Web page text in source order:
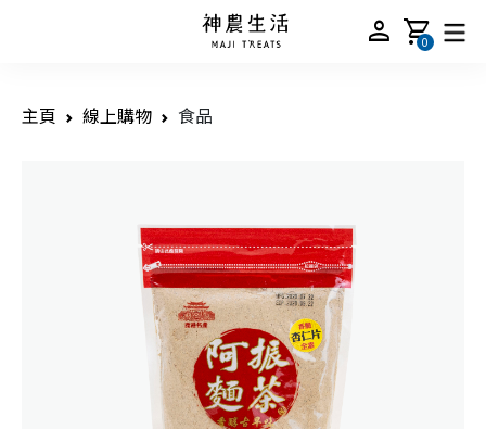
person shopping_cart
0
主頁 線上購物 食品